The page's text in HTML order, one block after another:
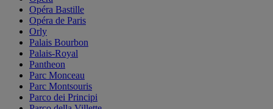
Opéra Bastille
Opéra de Paris
Orly
Palais Bourbon
Palais-Royal
Pantheon
Parc Monceau
Parc Montsouris
Parco dei Principi